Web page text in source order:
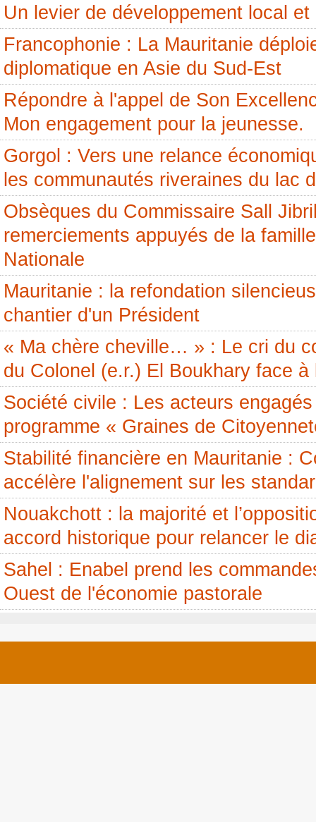
Un levier de développement local et
Francophonie : La Mauritanie
diplomatique en Asie du Sud-Est
Répondre à l'appel de Son
Mon engagement pour la jeunesse.
Gorgol : Vers une relance
les communautés riveraines du lac
Obsèques du Commissaire Sall
remerciements appuyés de la
Nationale
Mauritanie : la refondation
chantier d'un Président
« Ma chère cheville… » : Le cri du
du Colonel (e.r.) El Boukhary face à
Société civile : Les acteurs
programme « Graines de
Stabilité financière en Mauritanie :
accélère l'alignement sur les
Nouakchott : la majorité et
accord historique pour relancer le
Sahel : Enabel prend les
Ouest de l'économie pastorale